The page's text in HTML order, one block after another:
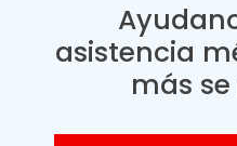
asistencia
más